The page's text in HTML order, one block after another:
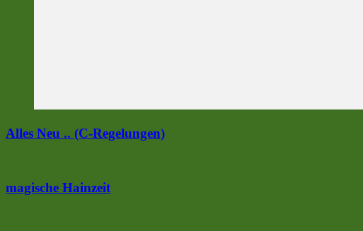
Alles Neu .. (C-Regelungen)
magische Hainzeit